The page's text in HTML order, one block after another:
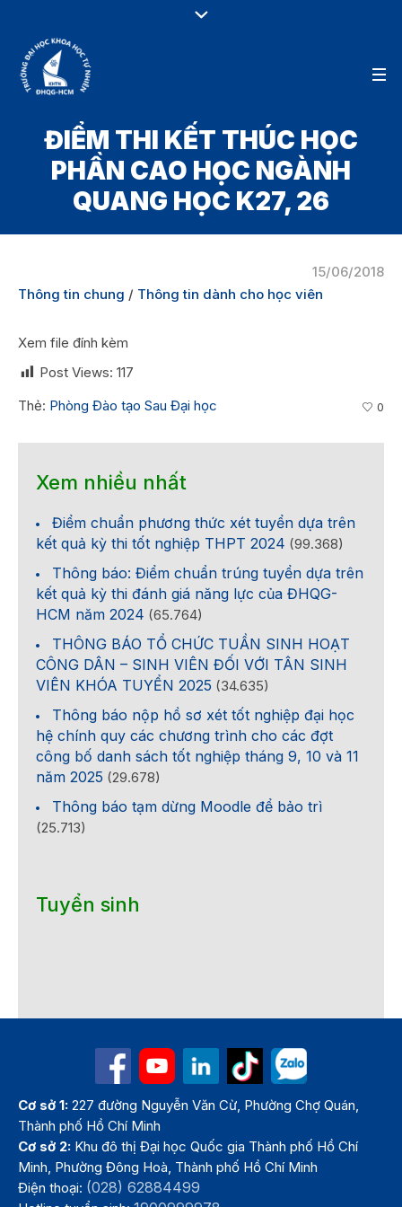
ĐIỂM THI KẾT THÚC HỌC
PHẦN CAO HỌC NGÀNH
QUANG HỌC K27, 26
15/06/2018
Thông tin chung / Thông tin dành cho học viên
Xem file đính kèm
Post Views: 117
Thẻ: Phòng Đào tạo Sau Đại học 0
Xem nhiều nhất
Điểm chuẩn phương thức xét tuyển dựa trên
kết quả kỳ thi tốt nghiệp THPT 2024 (99.368)
Thông báo: Điểm chuẩn trúng tuyển dựa trên
kết quả kỳ thi đánh giá năng lực của ĐHQG-
HCM năm 2024 (65.764)
THÔNG BÁO TỔ CHỨC TUẦN SINH HOẠT
CÔNG DÂN – SINH VIÊN ĐỐI VỚI TÂN SINH
VIÊN KHÓA TUYỂN 2025 (34.635)
Thông báo nộp hồ sơ xét tốt nghiệp đại học
hệ chính quy các chương trình cho các đợt
công bố danh sách tốt nghiệp tháng 9, 10 và 11
năm 2025 (29.678)
Thông báo tạm dừng Moodle để bảo trì
(25.713)
Tuyển sinh
Cơ sở 1: 227 đường Nguyễn Văn Cừ, Phường Chợ Quán,
Thành phố Hồ Chí Minh
Cơ sở 2: Khu đô thị Đại học Quốc gia Thành phố Hồ Chí
Minh, Phường Đông Hoà, Thành phố Hồ Chí Minh
Điện thoại: (028) 62884499